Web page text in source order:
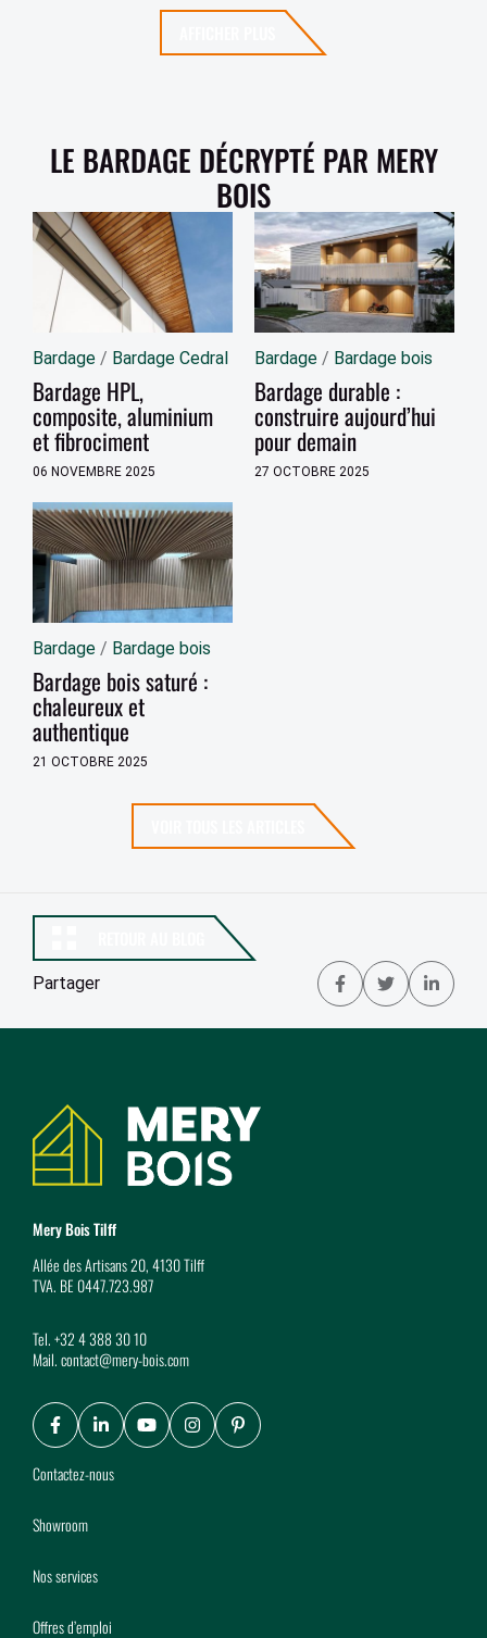
LE BARDAGE DÉCRYPTÉ PAR MERY
BOIS
Bardage / Bardage Cedral
Bardage HPL,
composite, aluminium
et fibrociment
06 NOVEMBRE 2025
Bardage / Bardage bois
Bardage durable :
construire aujourd’hui
pour demain
27 OCTOBRE 2025
Bardage / Bardage bois
Bardage bois saturé :
chaleureux et
authentique
21 OCTOBRE 2025
Partager
Partager
Tweet
Coordonnées
Mery Bois Tilff
Allée des Artisans 20, 4130 Tilff
TVA. BE 0447.723.987
Tel.+32 4 388 30 10
Mail.contact@mery-bois.com
Facebook
LinkedIn
YoutubeInstagram
Pinterest
Contactez-nous
Showroom
Nos services
Offres d’emploi